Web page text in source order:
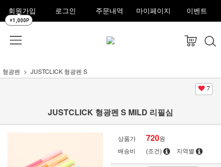
회원가입
+1,000P
로그인 주문내역 마이페이지 이벤트
형광펜 JUSTCLICK 형광펜 S
7
JUSTCLICK 형광펜 S MILD 리필심
상품가 720원
배송비
(조건) 지역별